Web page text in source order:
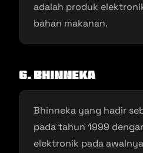
adalah produk
bahan makanan.
6. Bhinneka
Bhinneka yang hadir
pada tahun 1999
elektronik pada